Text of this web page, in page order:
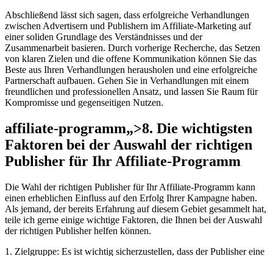
Abschließend lässt sich sagen, dass erfolgreiche Verhandlungen
zwischen Advertisern und Publishern im Affiliate-Marketing auf
einer soliden Grundlage des Verständnisses und der
Zusammenarbeit basieren. Durch vorherige Recherche, das Setzen
von klaren Zielen und die offene Kommunikation können Sie das
Beste aus Ihren Verhandlungen herausholen und eine erfolgreiche
Partnerschaft aufbauen. Gehen Sie in Verhandlungen mit einem
freundlichen und professionellen Ansatz, und lassen Sie Raum für
Kompromisse und gegenseitigen Nutzen.
affiliate-programm„>8. Die wichtigsten
Faktoren bei der Auswahl der richtigen
Publisher für Ihr Affiliate-Programm
Die Wahl der richtigen Publisher für Ihr Affiliate-Programm kann
einen erheblichen Einfluss auf den Erfolg Ihrer Kampagne haben.
Als jemand, der bereits Erfahrung auf diesem Gebiet gesammelt hat,
teile ich gerne einige wichtige Faktoren, die Ihnen bei der Auswahl
der richtigen Publisher helfen können.
1. Zielgruppe: Es ist wichtig sicherzustellen, dass der Publisher eine